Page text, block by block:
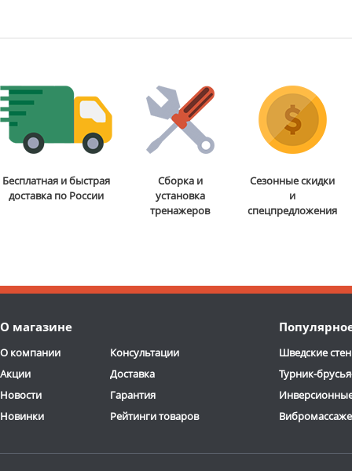
Бесплатная и быстрая
доставка по России
Сборка и
установка
тренажеров
Сезонные скидки
и
спецпредложения
О магазине
О компании
Акции
Новости
Новинки
Консультации
Доставка
Гарантия
Рейтинги товаров
Шведские
Турник-